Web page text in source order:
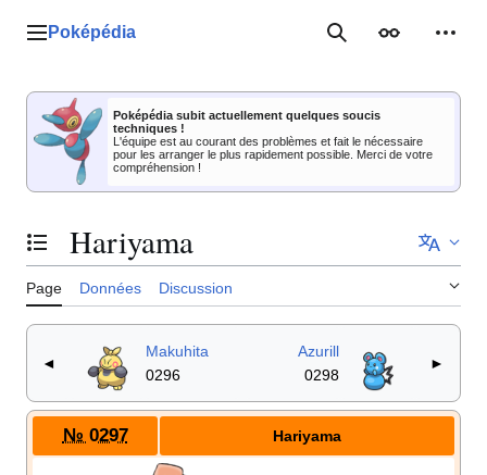
Menu principal
Poképédia RechercherApparence
Poképédia subit actuellement quelques soucis
techniques !
L'équipe est au courant des problèmes et fait le nécessaire
pour les arranger le plus rapidement possible. Merci de votre
compréhension !
Basculer la table des matières
Hariyama
Page Données Discussion
◄
Makuhita
0296
Azurill
0298
►
№ 0297 Hariyama